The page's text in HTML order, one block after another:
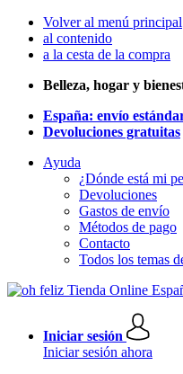
Volver al menú principal
al contenido
a la cesta de la compra
Belleza, hogar y
España: envío
Devoluciones gratuitas
Ayuda
¿Dónde está mi
Devoluciones
Gastos de envío
Métodos de pago
Contacto
Todos los temas
Iniciar sesión
Iniciar sesión ahora